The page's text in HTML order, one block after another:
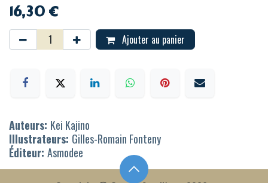
16,30€
Ajouter au panier
Auteurs: Kei Kajino
Illustrateurs: Gilles-Romain Fonteny
Éditeur: Asmodee